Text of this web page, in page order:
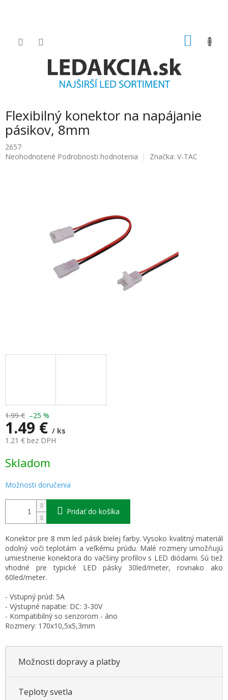
Flexibilný konektor na napájanie
pásikov, 8mm
2657
Priemerné
Neohodnotené Podrobnosti hodnotenia Značka: V-TAC
1.99 € –25 %
1.49 € / ks
1.21 € bez DPH
cena:
Skladom
Možnosti doručenia
Pridať do košíka
Konektor pre 8 mm led pásik bielej farby. Vysoko kvalitný materiál
odolný voči teplotám a veľkému prúdu. Malé rozmery umožňujú
umiestnenie konektora do väčšiny profilov s LED diódami. Sú tiež
vhodné pre typické LED pásky 30led/meter, rovnako ako
60led/meter.
- Vstupný prúd: 5A
- Výstupné napätie: DC: 3-30V
- Kompatibilný so senzorom - áno
Rozmery: 170x10,5x5,3mm
Možnosti dopravy a platby
Teploty svetla